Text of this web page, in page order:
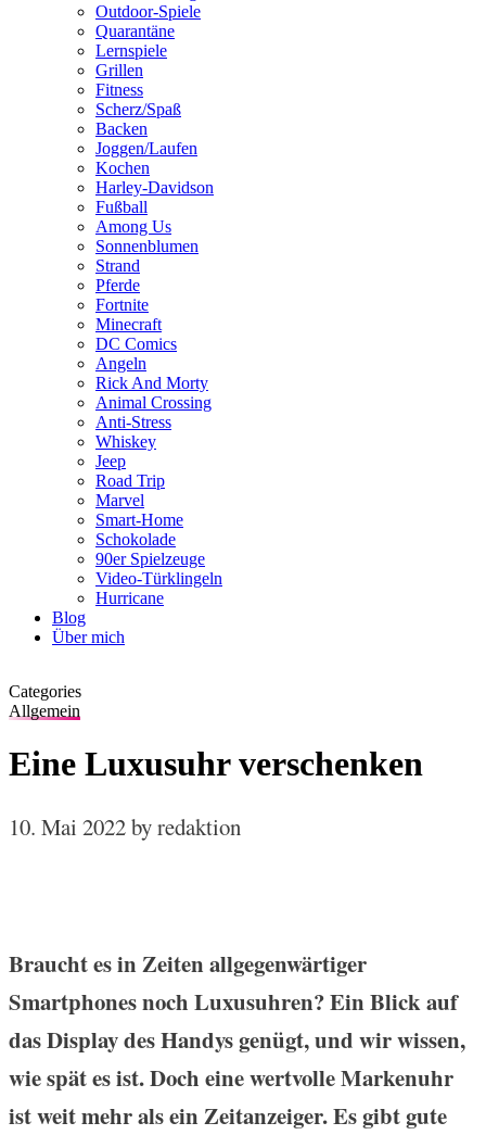
Outdoor-Spiele
Quarantäne
Lernspiele
Grillen
Fitness
Scherz/Spaß
Backen
Joggen/Laufen
Kochen
Harley-Davidson
Fußball
Among Us
Sonnenblumen
Strand
Pferde
Fortnite
Minecraft
DC Comics
Angeln
Rick And Morty
Animal Crossing
Anti-Stress
Whiskey
Jeep
Road Trip
Marvel
Smart-Home
Schokolade
90er Spielzeuge
Video-Türklingeln
Hurricane
Blog
Über mich
Categories
Allgemein
Eine Luxusuhr verschenken
10. Mai 2022by redaktion
Braucht es in Zeiten allgegenwärtiger
Smartphones noch Luxusuhren? Ein Blick auf
das Display des Handys genügt, und wir wissen,
wie spät es ist. Doch eine wertvolle Markenuhr
ist weit mehr als ein Zeitanzeiger. Es gibt gute